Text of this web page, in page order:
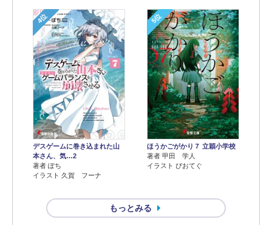
4位
デスゲームに巻き込まれた山
本さん、気…2
著者 ぽち
イラスト 久賀 フーナ
5位
ほうかごがかり７ 立穎小学校
著者 甲田 学人
イラスト ぴおてぐ
もっとみる